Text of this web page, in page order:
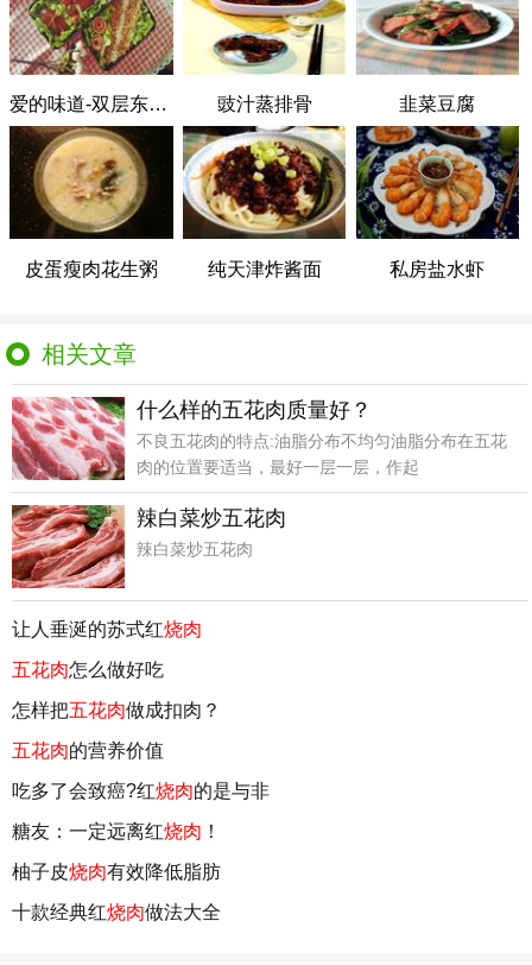
爱的味道-双层东坡肉便当 豉汁蒸排骨 韭菜豆腐
皮蛋瘦肉花生粥 纯天津炸酱面 私房盐水虾
相关文章
什么样的五花肉质量好？
不良五花肉的特点:油脂分布不均匀油脂分布在五花
肉的位置要适当，最好一层一层，作起
辣白菜炒五花肉
辣白菜炒五花肉
让人垂涎的苏式红烧肉
五花肉怎么做好吃
怎样把五花肉做成扣肉？
五花肉的营养价值
吃多了会致癌?红烧肉的是与非
糖友：一定远离红烧肉 ！
柚子皮烧肉有效降低脂肪
十款经典红烧肉做法大全